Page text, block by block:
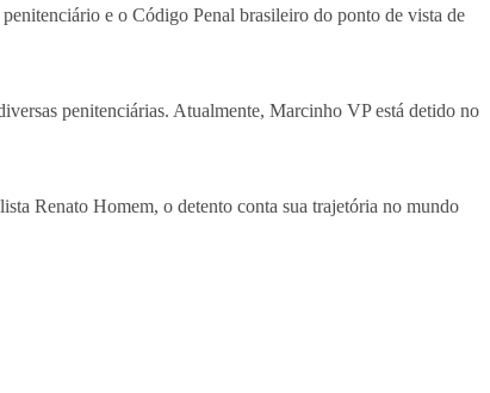
e o Código Penal brasileiro do ponto de vista de
penitenciárias. Atualmente, Marcinho VP está detido no
Renato Homem, o detento conta sua trajetória no mundo